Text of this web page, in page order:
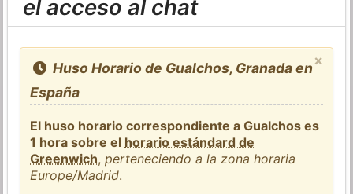
el acceso al chat
×
Huso Horario de Gualchos, Granada en
España
El huso horario correspondiente a Gualchos es
1 hora sobre el horario estándard de
Greenwich,perteneciendo a la zona horaria
Europe/Madrid.